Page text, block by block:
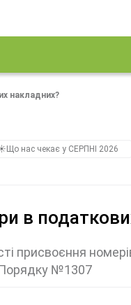
накладних?
нас чекає у СЕРПНІ 2026
в
присвоєння
Порядку №1307